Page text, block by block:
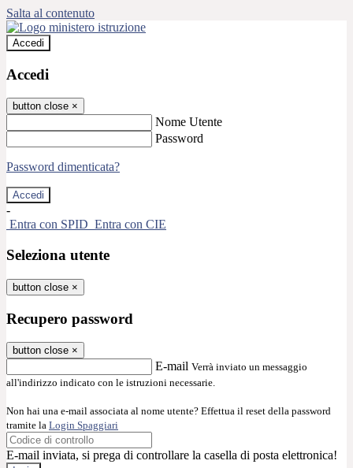
Salta al contenuto
Accedi
Accedi
button close ×
Nome Utente
Password
Password dimenticata?
-
Entra con SPID Entra con CIE
Seleziona utente
button close ×
Recupero password
button close ×
E-mail Verrà inviato un messaggio
all'indirizzo indicato con le istruzioni necessarie.
Non hai una e-mail associata al nome utente? Effettua il reset della password
tramite la Login Spaggiari
E-mail inviata, si prega di controllare la casella di posta elettronica!